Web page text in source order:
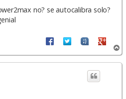
no? se autocalibra solo?
r
r